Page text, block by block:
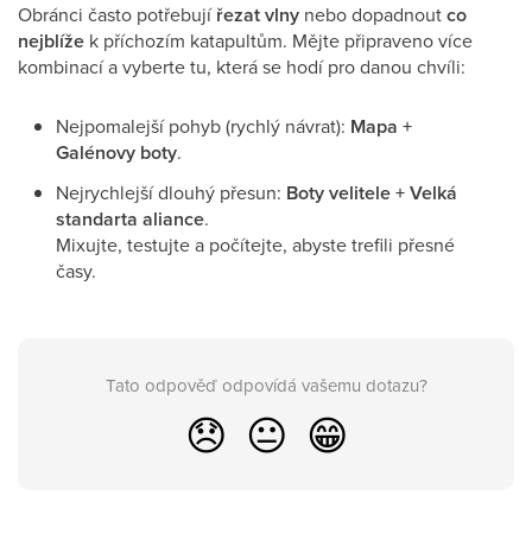
Obránci často potřebujířezat vlny nebo dopadnoutco
nejblíže k příchozím katapultům. Mějte připraveno více
kombinací a vyberte tu, která se hodí pro danou chvíli:
Nejpomalejší pohyb (rychlý návrat): Mapa +
Galénovy boty.
Nejrychlejší dlouhý přesun: Boty velitele + Velká
standarta aliance.
Mixujte, testujte a počítejte, abyste trefili přesné
časy.
Tato odpověď odpovídá vašemu dotazu?
😞 😐 😁